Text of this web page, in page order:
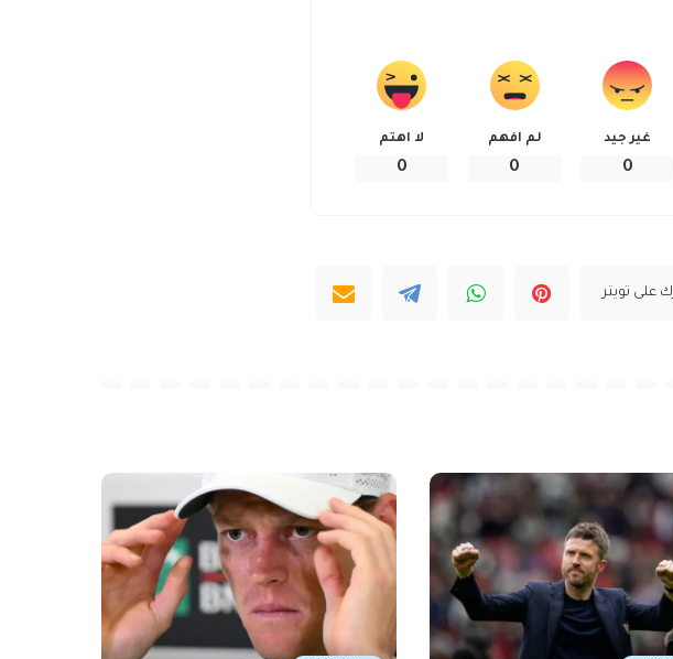
غير جيد
0
لم افهم
0
لا اهتم
0
على تويتر